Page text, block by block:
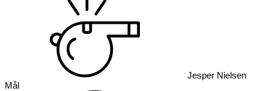
Jesper Nielsen
Mål